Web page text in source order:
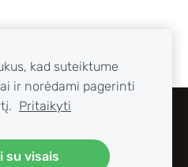
kad suteiktume
ir norėdami pagerinti
Pritaikyti
su visais